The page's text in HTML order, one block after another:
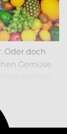
Oder doch
Gemüse